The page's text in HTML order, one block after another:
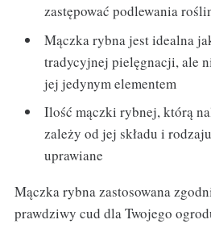
zastępować podlewania
Mączka rybna jest idealna
tradycyjnej pielęgnacji, ale
jej jedynym elementem
Ilość mączki rybnej, którą
zależy od jej składu i
uprawiane
Mączka rybna zastosowana
prawdziwy cud dla Twojego